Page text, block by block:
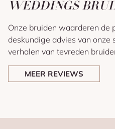
WEDDINGS
Onze bruiden waarderen de
deskundige advies van onze
verhalen van tevreden
MEER REVIEWS